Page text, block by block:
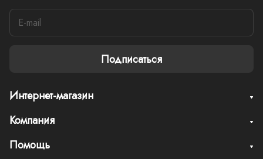
Подписаться
Интернет-магазин
Компания
Помощь